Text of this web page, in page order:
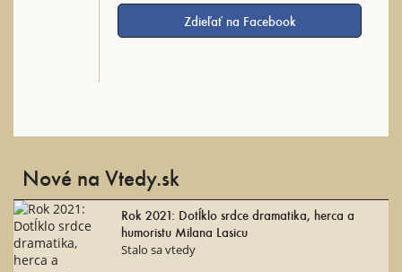
Zdieľať na Facebook
Nové na Vtedy.sk
Rok 2021: Dotĺklo srdce dramatika, herca a
humoristu Milana Lasicu
Stalo sa vtedy